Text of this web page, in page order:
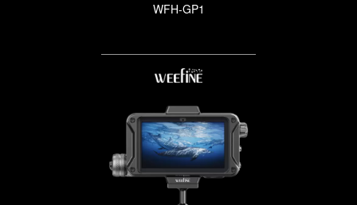
WFH-GP1